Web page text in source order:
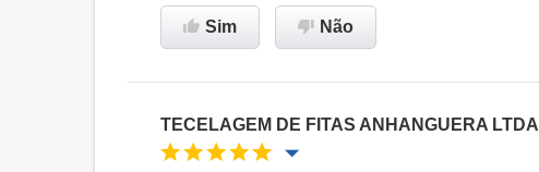
Sim Não
TECELAGEM DE FITAS ANHANGUERA LTDA